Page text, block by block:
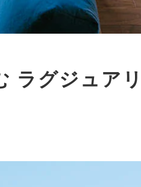
ラグジュア